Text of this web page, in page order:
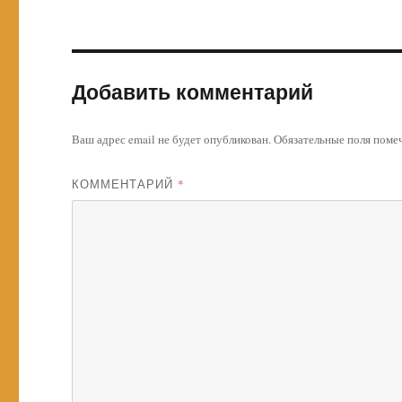
Добавить комментарий
Ваш адрес email не будет опубликован.Обязательные поля
КОММЕНТАРИЙ *